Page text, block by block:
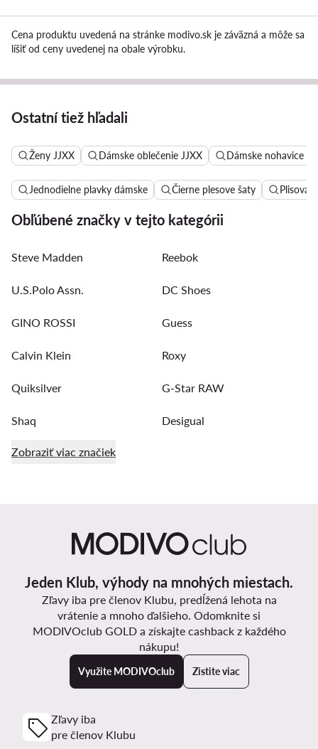
Cena produktu uvedená na stránke modivo.sk je záväzná a môže sa
líšiť od ceny uvedenej na obale výrobku.
Ostatní tiež hľadali
Ženy JJXX Dámske oblečenie JJXX Dámske nohavice
Jednodielne plavky dámske Čierne plesove šaty
Obľúbené značky v tejto kategórii
Steve Madden Reebok
U.S.Polo Assn. DC Shoes
GINO ROSSI Guess
Calvin Klein Roxy
Quiksilver G-Star RAW
Shaq Desigual
Zobraziť viac značiek
Jeden Klub, výhody na mnohých miestach.
Zľavy iba pre členov Klubu, predĺžená lehota na
vrátenie a mnoho ďalšieho. Odomknite si
MODIVOclub GOLD a získajte cashback z každého
nákupu!
Využite MODIVOclub Zistite viac
Zľavy iba
pre členov Klubu